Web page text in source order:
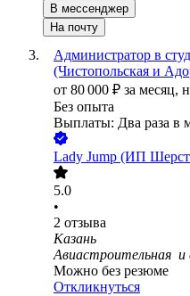
В мессенджер
На почту
Администратор в
(Чистопольская и
от 80 000 ₽ за месяц,
Без опыта
Выплаты: Два раза в
Lady Jump (ИП
5.0
•
2 отзыва
Казань
Авиастроительная и
Можно без резюме
Откликнуться